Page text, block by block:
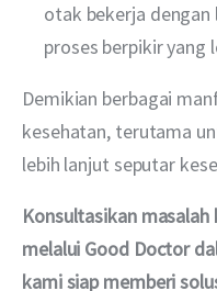
otak bekerja dengan
proses berpikir yang
Demikian berbagai
kesehatan, terutama
lebih lanjut seputar
Konsultasikan
melalui Good Doctor
kami siap memberi